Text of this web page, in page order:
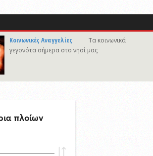
οδηγήθηκε ο 41χρονος δράστης του φονικού
του κεντρικού παραλιακού δρόμου Λωτού
10/8 έως και την Δευτέρα 17/8
Κοινωνικές Αναγγελίες
Τα κοινωνικά
γεγονότα σήμερα στο νησί μας